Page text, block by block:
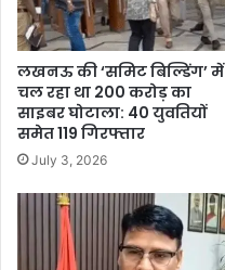
लखनऊ की ‘समिट बिल्डिंग’ में
चल रहा था 200 करोड़ का
साइबर घोटाला: 40 युवतियों
समेत 119 गिरफ्तार
July 3, 2026